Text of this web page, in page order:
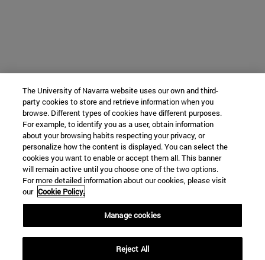
The University of Navarra website uses our own and third-
party cookies to store and retrieve information when you
browse. Different types of cookies have different purposes.
For example, to identify you as a user, obtain information
about your browsing habits respecting your privacy, or
personalize how the content is displayed. You can select the
cookies you want to enable or accept them all. This banner
will remain active until you choose one of the two options.
For more detailed information about our cookies, please visit
our Cookie Policy.
Manage cookies
Reject All